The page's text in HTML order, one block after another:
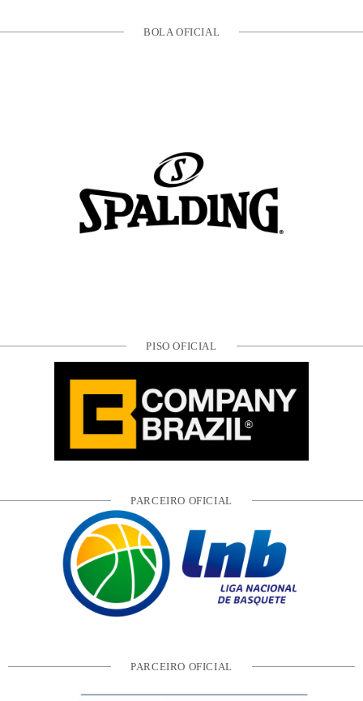
BOLA OFICIAL
PISO OFICIAL
PARCEIRO OFICIAL
PARCEIRO OFICIAL